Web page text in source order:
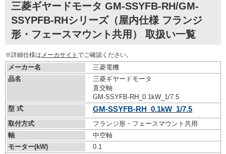
三菱ギヤードモータ GM-SSYFB-RH/GM-
SSYPFB-RHシリーズ（屋内仕様 フランジ
形・フェースマウント共用） 取扱い一覧
※詳細仕様は メーカサイト でご確認ください。
メーカー名
三菱電機
品名
三菱ギヤードモータ
直交軸
GM-SSYFB-RH_0.1kW_1/7.5
型 式
GM-SSYFB-RH_0.1kW_1/7.5
取付方式
フランジ形・フェースマウント共用
軸
中空軸
モーター(kW)
0.1